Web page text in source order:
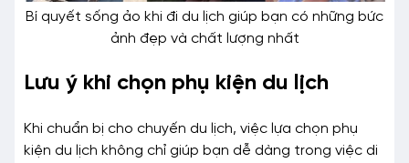
Bí quyết sống ảo khi đi du lịch giúp bạn có những bức
ảnh đẹp và chất lượng nhất
Lưu ý khi chọn phụ kiện du lịch
Khi chuẩn bị cho chuyến du lịch, việc lựa chọn phụ
kiện du lịch không chỉ giúp bạn dễ dàng trong việc di